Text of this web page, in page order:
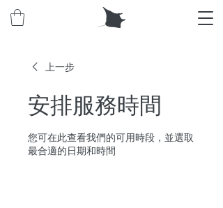
上一步
安排服務時間
您可在此查看我們的可用時段，並選取
最合適的日期和時間